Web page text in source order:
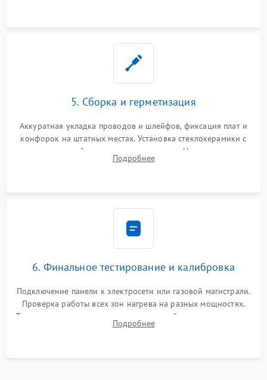
5. Сборка и герметизация
Аккуратная укладка проводов и шлейфов, фиксация плат и
конфорок на штатных местах. Установка стеклокерамики с
проверкой равномерности зазоров. Нанесение
термостойкого герметика или укладка уплотнительной
Подробнее
6. Финальное тестирование и калибровка
Подключение панели к электросети или газовой магистрали.
Проверка работы всех зон нагрева на разных мощностях.
Тестирование сенсорного управления, таймера, индикаторов
остаточного тепла и систем защиты от перегрева.
Подробнее